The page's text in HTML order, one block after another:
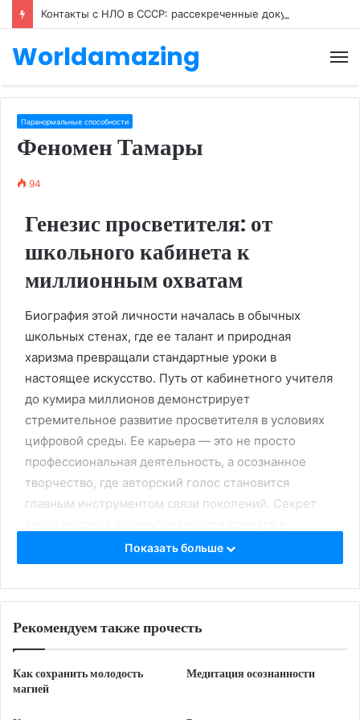
Контакты с НЛО в СССР: рассекреченные документы
Worldamazing
Паранормальные способности
Феномен Тамары
94
Генезис просветителя: от
школьного кабинета к
миллионным охватам
Биография этой личности началась в обычных
школьных стенах, где ее талант и природная
харизма превращали стандартные уроки в
настоящее искусство․ Путь от кабинетного учителя
до кумира миллионов демонстрирует
стремительное развитие просветителя в условиях
цифровой среды․ Ее карьера — это не просто
профессиональная деятельность, а осознанное
творчество, где авторский голос становится
главным инструментом связи поколений․ Секрет
уникальном умении адаптировать сложный
исторический контекст под актуальные запросы
современного социума․ Популярность пришла как
увидела в ней не просто лектора, а глубокий образ
мудрого наставника․ Жизнь и судьба героини
неразрывно связаны с миссией просвещения, что
подчеркивает ее феноменальность в современном
Показать больше
Рекомендуем также прочесть
Как сохранить молодость
магией
Медитация осознанности